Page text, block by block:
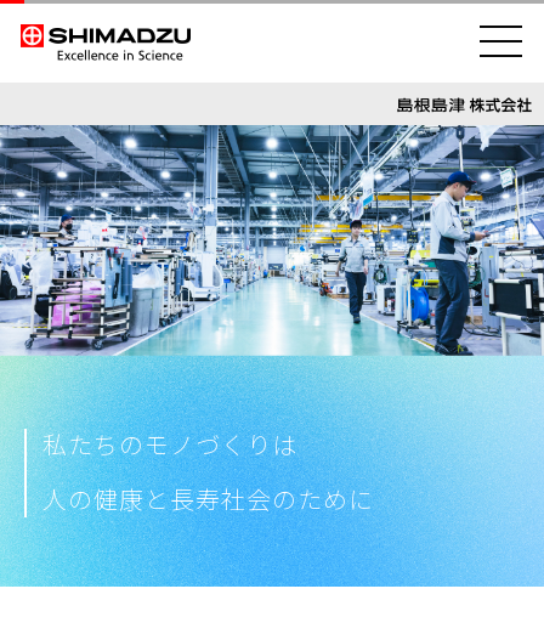
私たちのモノづくりは
人の健康と長寿社会のために